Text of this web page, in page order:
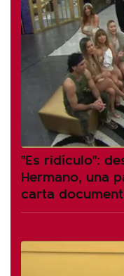
"Es ridículo":
Hermano, una
carta